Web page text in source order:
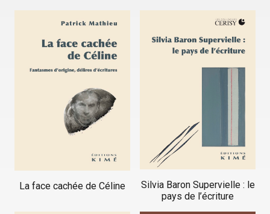
La face cachée de Céline
Silvia Baron Supervielle : le
pays de l’écriture